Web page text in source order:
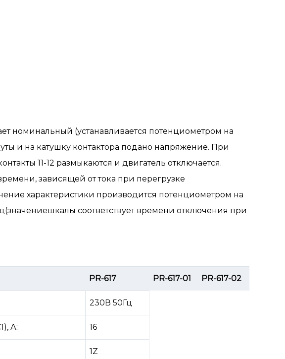
номинальный (устанавливается потенциометром на
и на катушку контактора подано напряжение. При
11-12 размыкаются и двигатель отключается.
зависящей от тока при перегрузке
характеристики производится потенциометром на
соответствует времени отключения при
PR-617 PR-617-01 PR-617-02
230В 50Гц
А: 16
1Z